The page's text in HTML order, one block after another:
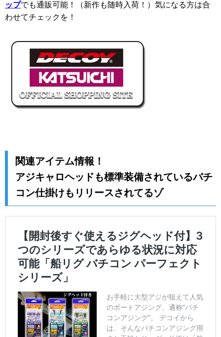
ップでも通販可能！（新作も随時入荷！）気になる方は合
わせてチェックを！
関連アイテム情報！
アジキャロヘッドも標準装備されているバチ
コン仕掛けもリリースされてるゾ